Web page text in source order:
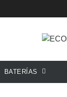
BATERÍAS